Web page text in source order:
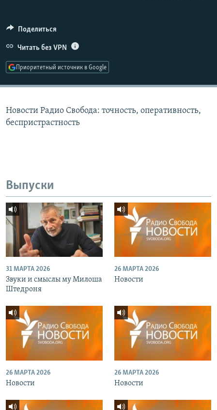
ПОДПИШИТЕСЬ НА РАССЫЛКУ
СОЦИАЛЬНЫЕ СЕТИ
Поделиться
Читать без VPN
Приоритетный источник в Google
Новости Радио Свобода: точность, оперативность,
беспристрастность
Выпуски
31 МАРТА 2026
Звуки и смыслы му Милоша
Штедроня
26 МАРТА 2026
Новости
26 МАРТА 2026
Новости
26 МАРТА 2026
Новости